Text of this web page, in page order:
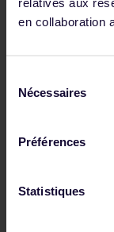
en collaboration
Nécessaires
Préférences
Statistiques